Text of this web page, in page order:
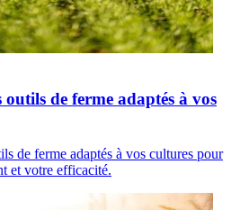
de ferme adaptés à vos
de ferme adaptés à vos cultures pour
et votre efficacité.